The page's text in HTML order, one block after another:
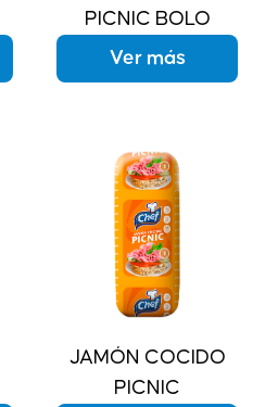
PICNIC BOLO
Ver más
JAMÓN COCIDO
PICNIC